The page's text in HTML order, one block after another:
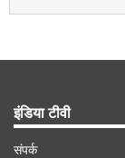
इंडिया टीवी
संपर्क